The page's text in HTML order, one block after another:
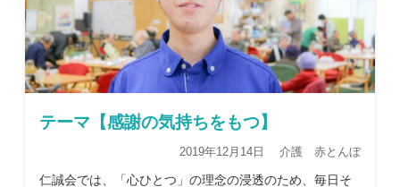
テーマ【感謝の気持ちをもつ】
2019年12月14日 介護 赤とんぼ
仁誠会では、「心ひとつ」の理念の浸透のため、毎日そ